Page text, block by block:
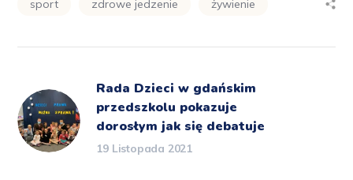
sport zdrowe jedzenie żywienie
Rada Dzieci w gdańskim
przedszkolu pokazuje
dorosłym jak się debatuje
19 Listopada 2021